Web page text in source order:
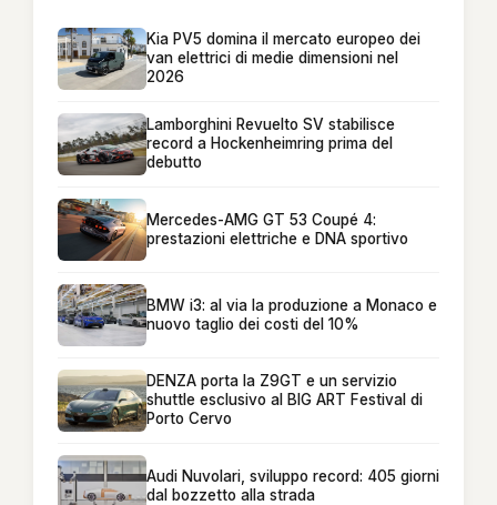
Kia PV5 domina il mercato europeo dei
van elettrici di medie dimensioni nel
2026
Lamborghini Revuelto SV stabilisce
record a Hockenheimring prima del
debutto
Mercedes-AMG GT 53 Coupé 4:
prestazioni elettriche e DNA sportivo
BMW i3: al via la produzione a Monaco e
nuovo taglio dei costi del 10%
DENZA porta la Z9GT e un servizio
shuttle esclusivo al BIG ART Festival di
Porto Cervo
Audi Nuvolari, sviluppo record: 405 giorni
dal bozzetto alla strada